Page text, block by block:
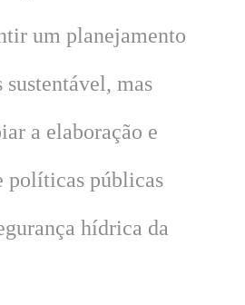
um planejamento
mas
a elaboração e
políticas públicas
hídrica da